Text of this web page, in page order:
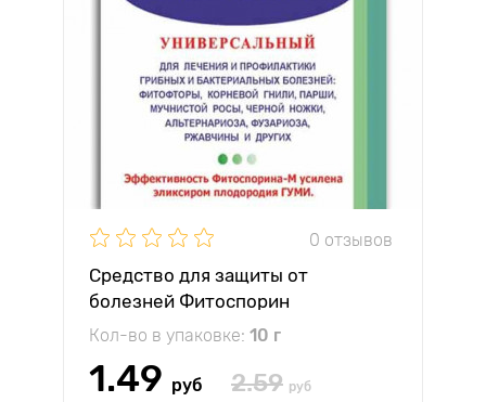
0 отзывов
Средство для защиты от
болезней Фитоспорин
Кол-во в упаковке: 10 г
1.49 руб 2.59 руб